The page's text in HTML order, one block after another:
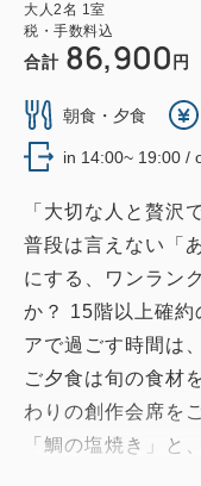
大人2名 1室
税・手数料込
合計 86,900 円
朝食・夕食
in 14:00~ 19:00 /
「大切な人と贅沢
普段は言えない「
にする、ワンラン
か？ 15階以上確約
アで過ごす時間は
ご夕食は旬の食材
わりの創作会席を
「鯛の塩焼き」と